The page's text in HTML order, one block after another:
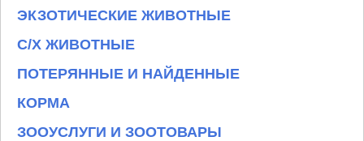
ЭКЗОТИЧЕСКИЕ ЖИВОТНЫЕ
С/Х ЖИВОТНЫЕ
ПОТЕРЯННЫЕ И НАЙДЕННЫЕ
КОРМА
ЗООУСЛУГИ И ЗООТОВАРЫ